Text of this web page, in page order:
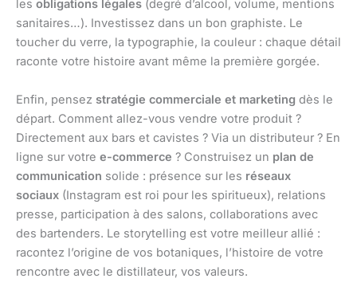
les obligations légales (degré d’alcool, volume, mentions
sanitaires…). Investissez dans un bon graphiste. Le
toucher du verre, la typographie, la couleur : chaque détail
raconte votre histoire avant même la première gorgée.
Enfin, pensez stratégie commerciale et marketing dès le
départ. Comment allez-vous vendre votre produit ?
Directement aux bars et cavistes ? Via un distributeur ? En
ligne sur votre e-commerce ? Construisez un plan de
communication solide : présence sur les réseaux
sociaux (Instagram est roi pour les spiritueux), relations
presse, participation à des salons, collaborations avec
des bartenders. Le storytelling est votre meilleur allié :
racontez l’origine de vos botaniques, l’histoire de votre
rencontre avec le distillateur, vos valeurs.